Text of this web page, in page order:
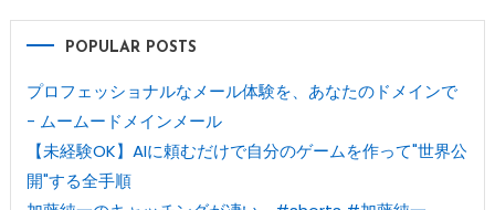
POPULAR POSTS
プロフェッショナルなメール体験を、あなたのドメインで
- ムームードメインメール
【未経験OK】AIに頼むだけで自分のゲームを作って"世界公
開"する全手順